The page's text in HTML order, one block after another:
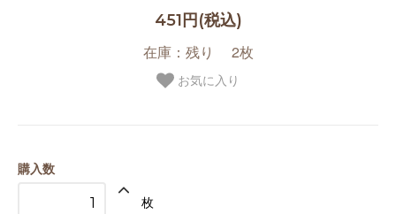
451円(税込)
在庫：残り 2枚
お気に入り
購入数
枚